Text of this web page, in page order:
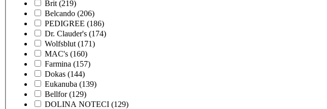
Brit (219)
Belcando (206)
PEDIGREE (186)
Dr. Clauder's (174)
Wolfsblut (171)
MAC's (160)
Farmina (157)
Dokas (144)
Eukanuba (139)
Bellfor (129)
DOLINA NOTECI (129)